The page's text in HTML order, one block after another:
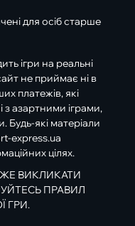
для осіб старше
ігри на реальні
не приймає ні в
платежів, які
з азартними іграми,
Будь-які матеріали
express.ua
цілях.
ВИКЛИКАТИ
ПРАВИЛ
ГРИ.